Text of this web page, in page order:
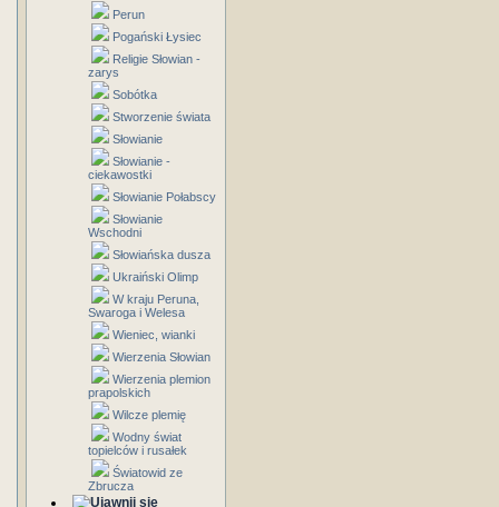
Perun
Pogański Łysiec
Religie Słowian -
zarys
Sobótka
Stworzenie świata
Słowianie
Słowianie -
ciekawostki
Słowianie Połabscy
Słowianie
Wschodni
Słowiańska dusza
Ukraiński Olimp
W kraju Peruna,
Swaroga i Welesa
Wieniec, wianki
Wierzenia Słowian
Wierzenia plemion
prapolskich
Wilcze plemię
Wodny świat
topielców i rusałek
Światowid ze
Zbrucza